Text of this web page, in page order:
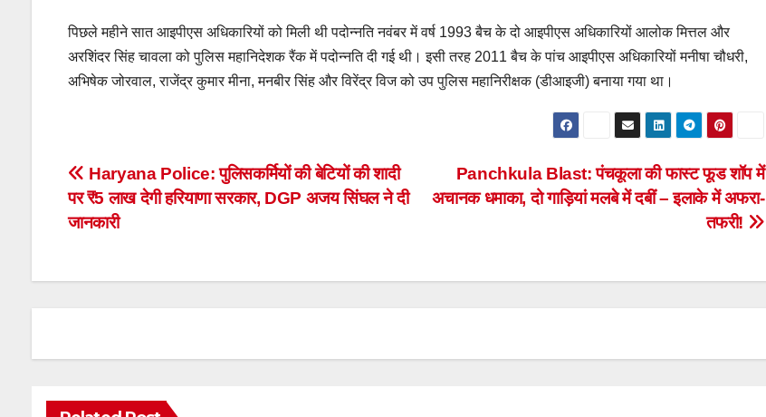
पिछले महीने सात आइपीएस अधिकारियों को मिली थी पदोन्नति नवंबर में वर्ष 1993 बैच के दो आइपीएस अधिकारियों आलोक मित्तल और
अरशिंदर सिंह चावला को पुलिस महानिदेशक रैंक में पदोन्नति दी गई थी। इसी तरह 2011 बैच के पांच आइपीएस अधिकारियों मनीषा चौधरी,
अभिषेक जोरवाल, राजेंद्र कुमार मीना, मनबीर सिंह और विरेंद्र विज को उप पुलिस महानिरीक्षक (डीआइजी) बनाया गया था।
Post
navigation
Panchkula Blast: पंचकूला की फास्ट फूड शॉप में
अचानक धमाका, दो गाड़ियां मलबे में दबीं – इलाके में अफरा-
तफरी!
Haryana Police: पुलिसकर्मियों की बेटियों की शादी
पर ₹5 लाख देगी हरियाणा सरकार, DGP अजय सिंघल ने दी
जानकारी